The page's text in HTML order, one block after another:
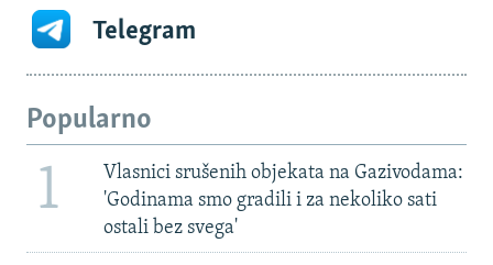
Telegram
Popularno
1
Vlasnici srušenih objekata na Gazivodama:
'Godinama smo gradili i za nekoliko sati
ostali bez svega'